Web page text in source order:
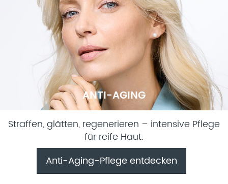
ANTI-AGING
Straffen, glätten, regenerieren – intensive Pflege
für reife Haut.
Anti-Aging-Pflege entdecken